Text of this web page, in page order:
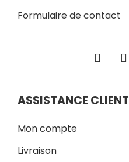
Formulaire de contact
ASSISTANCE CLIENT
Mon compte
Livraison